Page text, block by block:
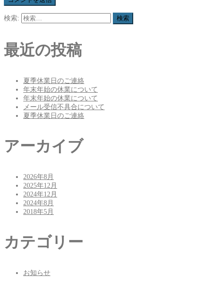
検索:
最近の投稿
夏季休業日のご連絡
年末年始の休業について
年末年始の休業について
メール受信不具合について
夏季休業日のご連絡
アーカイブ
2026年8月
2025年12月
2024年12月
2024年8月
2018年5月
カテゴリー
お知らせ